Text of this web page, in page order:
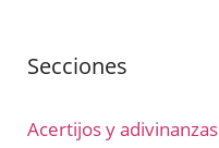
Secciones
Acertijos y adivinanzas